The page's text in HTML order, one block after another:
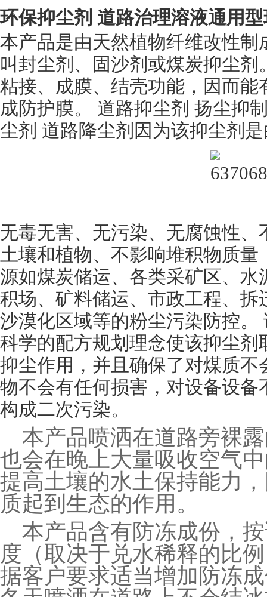
环保抑尘剂 道路治理溶液通用型
本产品是由天然植物纤维改性
叫封尘剂、固沙剂或煤炭抑尘
粘接、成膜、结壳功能，因而
成防护膜。 道路抑尘剂 扬尘抑
尘剂 道路降尘剂因为该抑尘剂
无毒无害、无污染、无腐蚀性
土壤和植物、不影响堆积物质
源如煤炭储运、各类采矿区、
积场、矿料储运、市政工程、
沙漠化区域等的粉尘污染防控
科学的配方规划理念使该抑尘
抑尘作用，并且确保了对煤质
物不会有任何损害，对设备设
构成二次污染。
本产品喷洒在道路旁裸
也会在晚上大量吸收空气
提高土壤的水土保持能力
质起到生态的作用。
本产品含有防冻成份，
度（取决于兑水稀释的比
据客户要求适当增加防冻